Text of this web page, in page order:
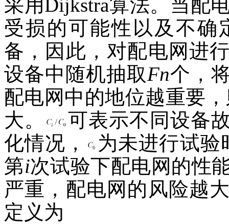
采用Dijkstra算法。当配
受损的可能性以及不确
备，因此，对配电网进
设备中随机抽取Fn个，
配电网中的地位越重要
大。
可表示不同设备
化情况，
为未进行试验
第i次试验下配电网的性
严重，配电网的风险越
定义为